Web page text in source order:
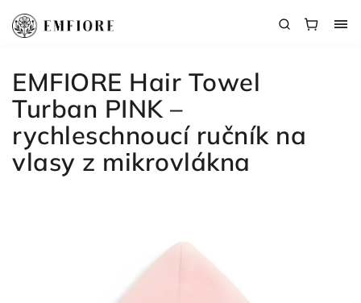
EMFIORE Hair Towel
Turban PINK –
rychleschnoucí ručník na
vlasy z mikrovlákna